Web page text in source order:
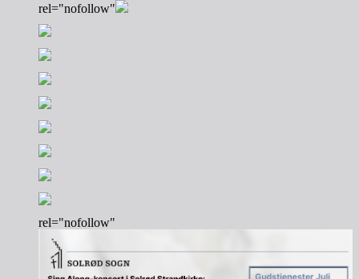
rel="nofollow"
rel="nofollow"